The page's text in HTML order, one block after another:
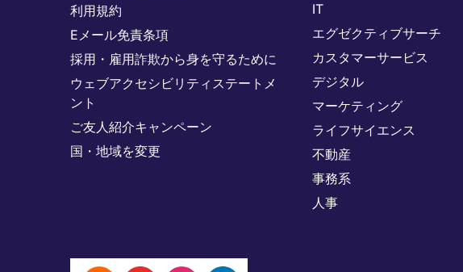
利用規約
Eメール免責条項
採用・雇用詐欺から身を守るために
ウェブアクセシビリティステートメ
ント
ご友人紹介キャンペーン
国・地域を変更
IT
エグゼクティブサーチ
カスタマーサービス
デジタル
マーケティング
ライフサイエンス
不動産
事務系
人事